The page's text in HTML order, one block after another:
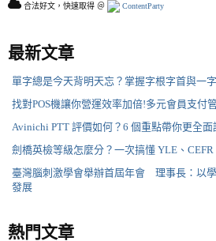
合法好文，快速取得 ＠ ContentParty
最新文章
單字總是今天背明天忘？掌握字根字首與一
找對POS機讓你營運效率加倍!多元會員支付
Avinichi PTT 評價如何？6 個重點帶你更全面
劍橋英檢等級怎麼分？一次搞懂 YLE、
臺灣腦刺激學會舉辦首屆年會 理事長：以
發展
熱門文章